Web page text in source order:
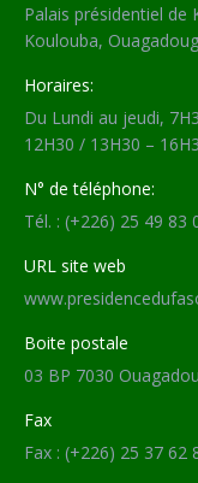
Palais présidentiel de
Koulouba,
Horaires:
Du Lundi au jeudi,
12H30 / 13H30 –
N° de téléphone:
Tél. : (+226) 25 49 83
URL site web
Boite postale
03 BP 7030
Fax
Fax : (+226) 25 37 62